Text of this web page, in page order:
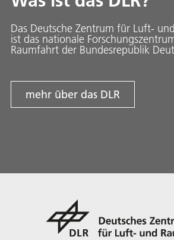
Das Deutsche Zentrum für Luft-
ist das nationale
Raumfahrt der Bundesrepublik
mehr über das DLR